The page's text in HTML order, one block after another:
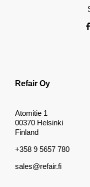
Refair Oy
Atomitie 1
00370 Helsinki
Finland
+358 9 5657 780
sales@refair.fi